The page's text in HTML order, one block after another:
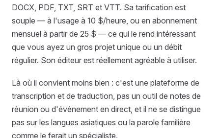
DOCX, PDF, TXT, SRT et VTT. Sa tarification est
souple — à l'usage à 10 $/heure, ou en abonnement
mensuel à partir de 25 $ — ce qui le rend intéressant
que vous ayez un gros projet unique ou un débit
régulier. Son éditeur est réellement agréable à utiliser.
Là où il convient moins bien : c'est une plateforme de
transcription et de traduction, pas un outil de notes de
réunion ou d'événement en direct, et il ne se distingue
pas sur les langues asiatiques ou la parole familière
comme le ferait un spécialiste.